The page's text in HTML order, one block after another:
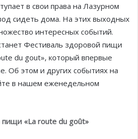
в свои права на Лазурном
сидеть дома. На этих выходных
интересных событий.
Фестиваль здоровой пищи
du gout», который впервые
Об этом и других событиях на
в нашем еженедельном
«La route du goût»